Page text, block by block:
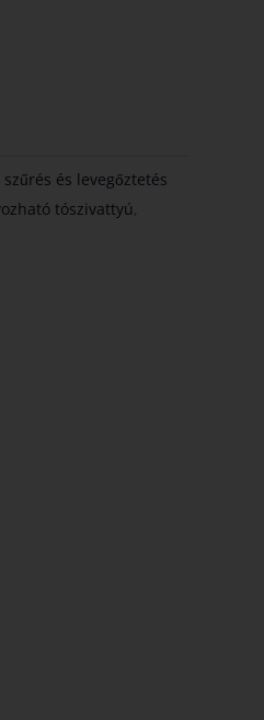
szűrés és levegőztetés
tószivattyú,